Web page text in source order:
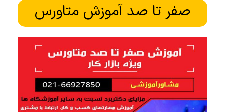
صفر تا صد آموزش متاورس